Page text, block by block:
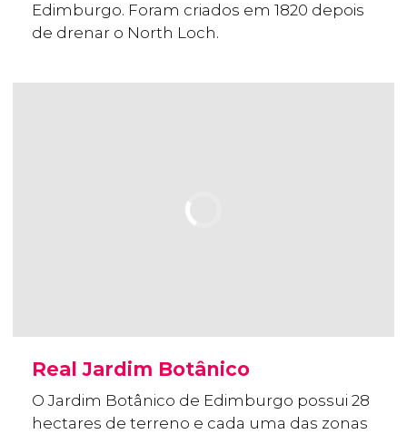
Edimburgo. Foram criados em 1820 depois
de drenar o North Loch.
Real Jardim Botânico
O Jardim Botânico de Edimburgo possui 28
hectares de terreno e cada uma das zonas